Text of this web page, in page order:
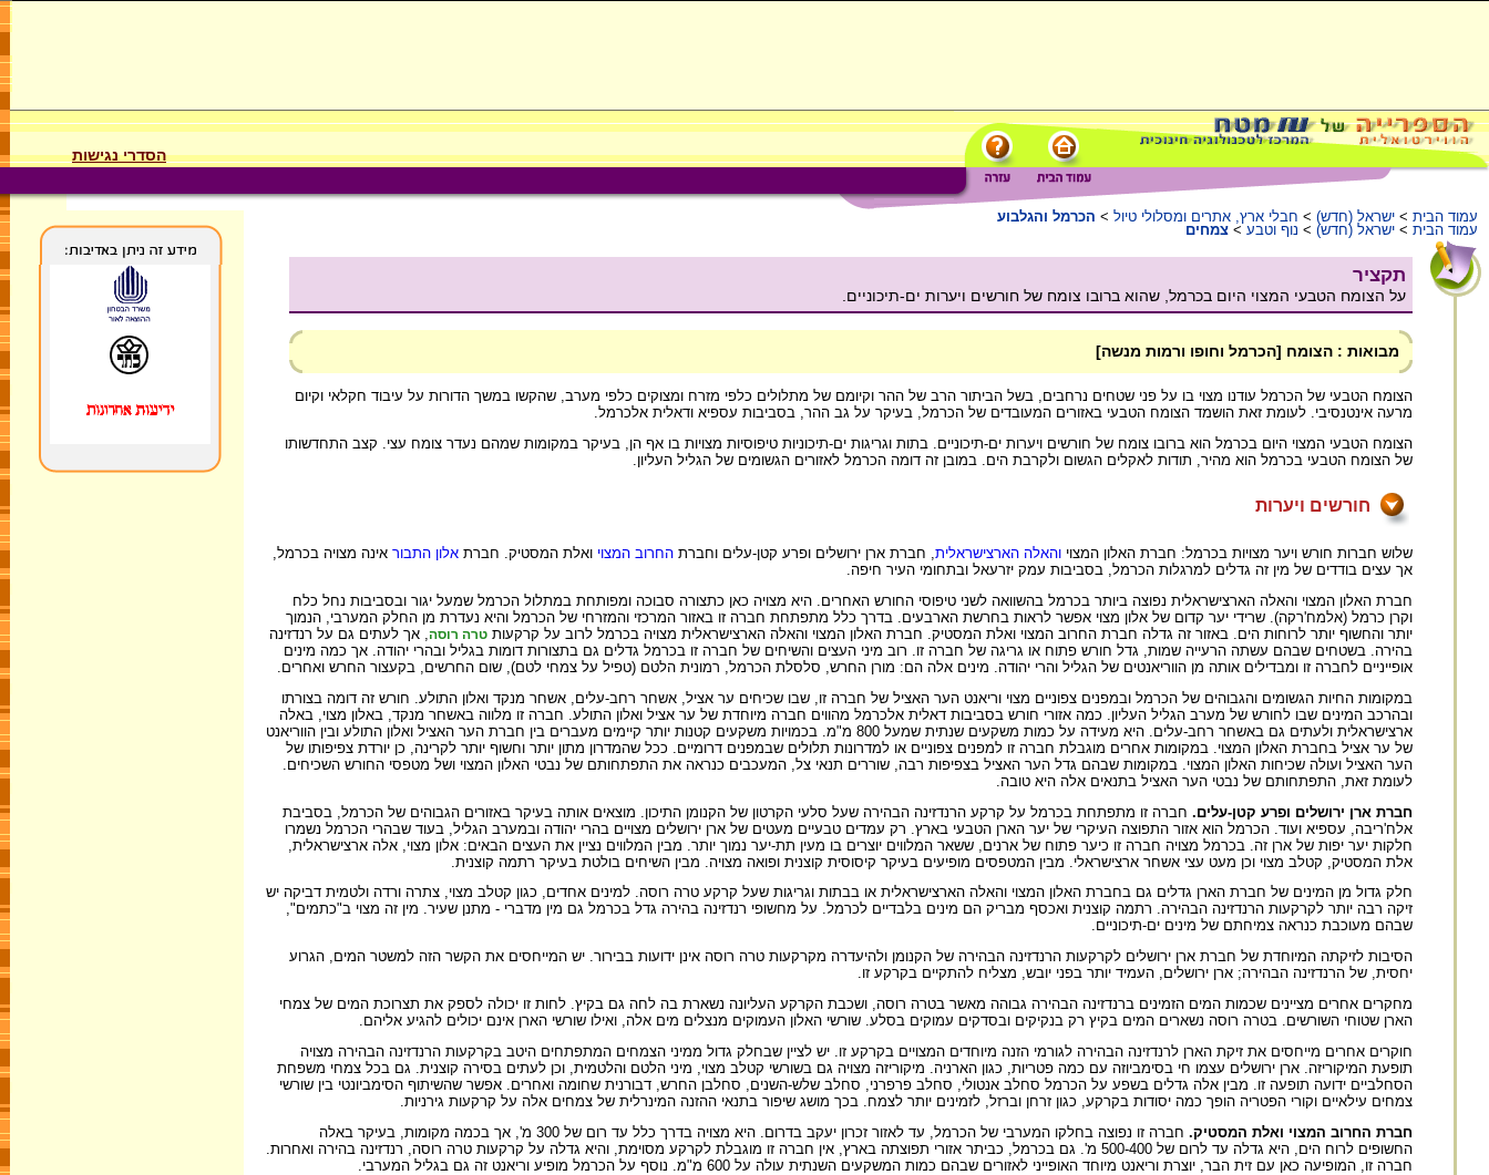
הסדרי נגישות
עמוד הבית > ישראל (חדש) > חבלי ארץ, אתרים ומסלולי טיול > הכרמל והגלבוע
עמוד הבית > ישראל (חדש) > נוף וטבע > צמחים
תקציר
על הצומח הטבעי המצוי היום בכרמל, שהוא ברובו צומח של חורשים ויערות ים-תיכוניים.
מבואות : הצומח [הכרמל וחופו ורמות מנשה]
הצומח הטבעי של הכרמל עודנו מצוי בו על פני שטחים נרחבים, בשל הביתור הרב של ההר וקיומם של מתלולים כלפי מזרח ומצוקים כלפי מערב, שהקשו במשך הדורות על עיבוד חקלאי וקיום
מרעה אינטנסיבי. לעומת זאת הושמד הצומח הטבעי באזורים המעובדים של הכרמל, בעיקר על גב ההר, בסביבות עספיא ודאלית אלכרמל.
הצומח הטבעי המצוי היום בכרמל הוא ברובו צומח של חורשים ויערות ים-תיכוניים. בתות וגריגות ים-תיכוניות טיפוסיות מצויות בו אף הן, בעיקר במקומות שמהם נעדר צומח עצי. קצב התחדשותו
של הצומח הטבעי בכרמל הוא מהיר, תודות לאקלים הגשום ולקרבת הים. במובן זה דומה הכרמל לאזורים הגשומים של הגליל העליון.
חורשים ויערות
שלוש חברות חורש ויער מצויות בכרמל: חברת האלון המצוי והאלה הארצישראלית, חברת ארן ירושלים ופרע קטן-עלים וחברת החרוב המצוי ואלת המסטיק. חברת אלון התבור אינה מצויה בכרמל,
אך עצים בודדים של מין זה גדלים למרגלות הכרמל, בסביבות עמק יזרעאל ובתחומי העיר חיפה.
חברת האלון המצוי והאלה הארצישראלית נפוצה ביותר בכרמל בהשוואה לשני טיפוסי החורש האחרים. היא מצויה כאן כתצורה סבוכה ומפותחת במתלול הכרמל שמעל יגור ובסביבות נחל כלח
וקרן כרמל (אלמח'רקה). שרידי יער קדום של אלון מצוי אפשר לראות בחרשת הארבעים. בדרך כלל מתפתחת חברה זו באזור המרכזי והמזרחי של הכרמל והיא נעדרת מן החלק המערבי, הנמוך
יותר והחשוף יותר לרוחות הים. באזור זה גדלה חברת החרוב המצוי ואלת המסטיק. חברת האלון המצוי והאלה הארצישראלית מצויה בכרמל לרוב על קרקעות טרה רוסה
, אך לעתים גם על רנדזינה
בהירה. בשטחים שבהם עשתה הרעייה שמות, גדל חורש פתוח או גריגה של חברה זו. רוב מיני העצים והשיחים של חברה זו בכרמל גדלים גם בתצורות דומות בגליל ובהרי יהודה. אך כמה מינים
אופייניים לחברה זו ומבדילים אותה מן הווריאנטים של הגליל והרי יהודה. מינים אלה הם: מורן החרש, סלסלת הכרמל, רמונית הלטם (טפיל על צמחי לטם), שום החרשים, בקעצור החרש ואחרים.
במקומות החיות הגשומים והגבוהים של הכרמל ובמפנים צפוניים מצוי וריאנט הער האציל של חברה זו, שבו שכיחים ער אציל, אשחר רחב-עלים, אשחר מנקד ואלון התולע. חורש זה דומה בצורתו
ובהרכב המינים שבו לחורש של מערב הגליל העליון. כמה אזורי חורש בסביבות דאלית אלכרמל מהווים חברה מיוחדת של ער אציל ואלון התולע. חברה זו מלווה באשחר מנקד, באלון מצוי, באלה
ארצישראלית ולעתים גם באשחר רחב-עלים. היא מעידה על כמות משקעים שנתית שמעל 800 מ"מ. בכמויות משקעים קטנות יותר קיימים מעברים בין חברת הער האציל ואלון התולע ובין הווריאנט
של ער אציל בחברת האלון המצוי. במקומות אחרים מוגבלת חברה זו למפנים צפוניים או למדרונות תלולים שבמפנים דרומיים. ככל שהמדרון מתון יותר וחשוף יותר לקרינה, כן יורדת צפיפותו של
הער האציל ועולה שכיחות האלון המצוי. במקומות שבהם גדל הער האציל בצפיפות רבה, שוררים תנאי צל, המעכבים כנראה את התפתחותם של נבטי האלון המצוי ושל מטפסי החורש השכיחים.
לעומת זאת, התפתחותם של נבטי הער האציל בתנאים אלה היא טובה.
חברת ארן ירושלים ופרע קטן-עלים. חברה זו מתפתחת בכרמל על קרקע הרנדזינה הבהירה שעל סלעי הקרטון של הקנומן התיכון. מוצאים אותה בעיקר באזורים הגבוהים של הכרמל, בסביבת
אלח'ריבה, עספיא ועוד. הכרמל הוא אזור התפוצה העיקרי של יער הארן הטבעי בארץ. רק עמדים טבעיים מעטים של ארן ירושלים מצויים בהרי יהודה ובמערב הגליל, בעוד שבהרי הכרמל נשמרו
חלקות יער יפות של ארן זה. בכרמל מצויה חברה זו כיער פתוח של ארנים, ששאר המלווים יוצרים בו מעין תת-יער נמוך יותר. מבין המלווים נציין את העצים הבאים: אלון מצוי, אלה ארצישראלית,
אלת המסטיק, קטלב מצוי וכן מעט עצי אשחר ארצישראלי. מבין המטפסים מופיעים בעיקר קיסוסית קוצנית ופואה מצויה. מבין השיחים בולטת בעיקר רתמה קוצנית.
חלק גדול מן המינים של חברת הארן גדלים גם בחברת האלון המצוי והאלה הארצישראלית או בבתות וגריגות שעל קרקע טרה רוסה. למינים אחדים, כגון קטלב מצוי, צתרה ורדה ולטמית דביקה יש
זיקה רבה יותר לקרקעות הרנדזינה הבהירה. רתמה קוצנית ואכסף מבריק הם מינים בלבדיים לכרמל. על מחשופי רנדזינה בהירה גדל בכרמל גם מין מדברי - מתנן שעיר. מין זה מצוי ב"כתמים",
שבהם מעוכבת כנראה צמיחתם של מינים ים-תיכוניים.
הסיבות לזיקתה המיוחדת של חברת ארן ירושלים לקרקעות הרנדזינה הבהירה של הקנומן ולהיעדרה מקרקעות טרה רוסה אינן ידועות בבירור. יש המייחסים את הקשר הזה למשטר המים, הגרוע
יחסית, של הרנדזינה הבהירה; ארן ירושלים, העמיד יותר בפני יובש, מצליח להתקיים בקרקע זו.
מחקרים אחרים מציינים שכמות המים הזמינים ברנדזינה הבהירה גבוהה מאשר בטרה רוסה, ושכבת הקרקע העליונה נשארת בה לחה גם בקיץ. לחות זו יכולה לספק את תצרוכת המים של צמחי
הארן שטוחי השורשים. בטרה רוסה נשארים המים בקיץ רק בנקיקים ובסדקים עמוקים בסלע. שורשי האלון העמוקים מנצלים מים אלה, ואילו שורשי הארן אינם יכולים להגיע אליהם.
חוקרים אחרים מייחסים את זיקת הארן לרנדזינה הבהירה לגורמי הזנה מיוחדים המצויים בקרקע זו. יש לציין שבחלק גדול ממיני הצמחים המתפתחים היטב בקרקעות הרנדזינה הבהירה מצויה
תופעת המיקוריזה. ארן ירושלים עצמו חי בסימביוזה עם כמה פטריות, כגון הארניה. מיקוריזה מצויה גם בשורשי קטלב מצוי, מיני הלטם והלטמית, וכן לעתים בסירה קוצנית. גם בכל צמחי משפחת
הסחלביים ידועה תופעה זו. מבין אלה גדלים בשפע על הכרמל סחלב אנטולי, סחלב פרפרני, סחלב שלש-השנים, סחלבן החרש, דבורנית שחומה ואחרים. אפשר שהשיתוף הסימביונטי בין שורשי
צמחים עילאיים וקורי הפטריה הופך כמה יסודות בקרקע, כגון זרחן וברזל, לזמינים יותר לצמח. בכך מושג שיפור בתנאי ההזנה המינרלית של צמחים אלה על קרקעות גירניות.
חברת החרוב המצוי ואלת המסטיק.
חברה זו נפוצה בחלקו המערבי של הכרמל, עד לאזור זכרון יעקב בדרום. היא מצויה בדרך כלל עד רום של 300 מ', אך בכמה מקומות, בעיקר באלה
החשופים לרוח הים, היא גדלה עד לרום של 500-400 מ'. גם בכרמל, כביתר אזורי תפוצתה בארץ, אין חברה זו מוגבלת לקרקע מסוימת, והיא גדלה על קרקעות טרה רוסה, רנדזינה בהירה ואחרות.
חברה זו, המופיעה כאן עם זית הבר, יוצרת וריאנט מיוחד האופייני לאזורים שבהם כמות המשקעים השנתית עולה על 600 מ"מ. נוסף על הכרמל מופיע וריאנט זה גם בגליל המערבי.